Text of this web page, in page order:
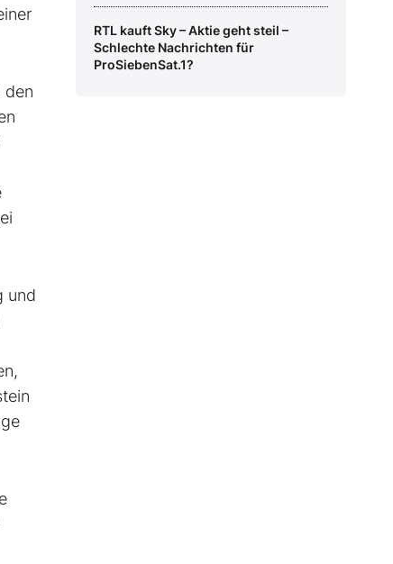
den
und
RTL kauft Sky – Aktie geht steil –
Schlechte Nachrichten für
ProSiebenSat.1?